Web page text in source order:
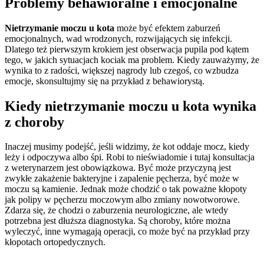
Nietrzymanie moczu u kota może być efektem zaburzeń
emocjonalnych, wad wrodzonych, rozwijających się infekcji.
Dlatego też pierwszym krokiem jest obserwacja pupila pod kątem
tego, w jakich sytuacjach kociak ma problem. Kiedy zauważymy, że
wynika to z radości, większej nagrody lub czegoś, co wzbudza
emocje, skonsultujmy się na przykład z behawiorystą.
Kiedy nietrzymanie moczu u kota wynika
z choroby
Inaczej musimy podejść, jeśli widzimy, że kot oddaje mocz, kiedy
leży i odpoczywa albo śpi. Robi to nieświadomie i tutaj konsultacja
z weterynarzem jest obowiązkowa. Być może przyczyną jest
zwykłe zakażenie bakteryjne i zapalenie pęcherza, być może w
moczu są kamienie. Jednak może chodzić o tak poważne kłopoty
jak polipy w pęcherzu moczowym albo zmiany nowotworowe.
Zdarza się, że chodzi o zaburzenia neurologiczne, ale wtedy
potrzebna jest dłuższa diagnostyka. Są choroby, które można
wyleczyć, inne wymagają operacji, co może być na przykład przy
kłopotach ortopedycznych.